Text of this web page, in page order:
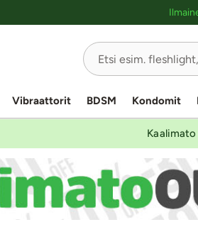
Vibraattorit BDSM Kondomit